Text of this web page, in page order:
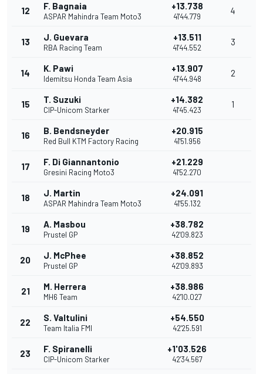
12 F. Bagnaia
ASPAR Mahindra Team Moto3
+13.738
41'44.779
4
13 J. Guevara
RBA Racing Team
+13.511
41'44.552
3
14 K. Pawi
Idemitsu Honda Team Asia
+13.907
41'44.948
2
15 T. Suzuki
CIP-Unicom Starker
+14.382
41'45.423
1
16 B. Bendsneyder
Red Bull KTM Factory Racing
+20.915
41'51.956
17 F. Di Giannantonio
Gresini Racing Moto3
+21.229
41'52.270
18 J. Martin
ASPAR Mahindra Team Moto3
+24.091
41'55.132
19 A. Masbou
Prustel GP
+38.782
42'09.823
20 J. McPhee
Prustel GP
+38.852
42'09.893
21 M. Herrera
MH6 Team
+38.986
42'10.027
22 S. Valtulini
Team Italia FMI
+54.550
42'25.591
23 F. Spiranelli
CIP-Unicom Starker
+1'03.526
42'34.567